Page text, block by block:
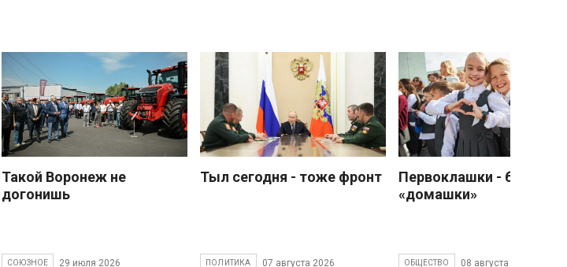
Такой Воронеж не
догонишь
СОЮЗНОЕ 29 июля 2026
Тыл сегодня - тоже фронт
ПОЛИТИКА 07 августа 2026
Первоклашки - без
«домашки»
ОБЩЕСТВО 08 августа 2026